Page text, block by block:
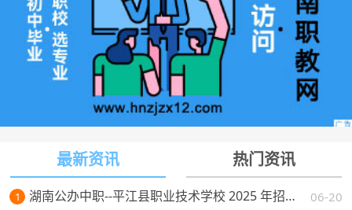
最新资讯 热门资讯
1 06-20
湖南公办中职--平江县职业技术学校 2025 年招生简章